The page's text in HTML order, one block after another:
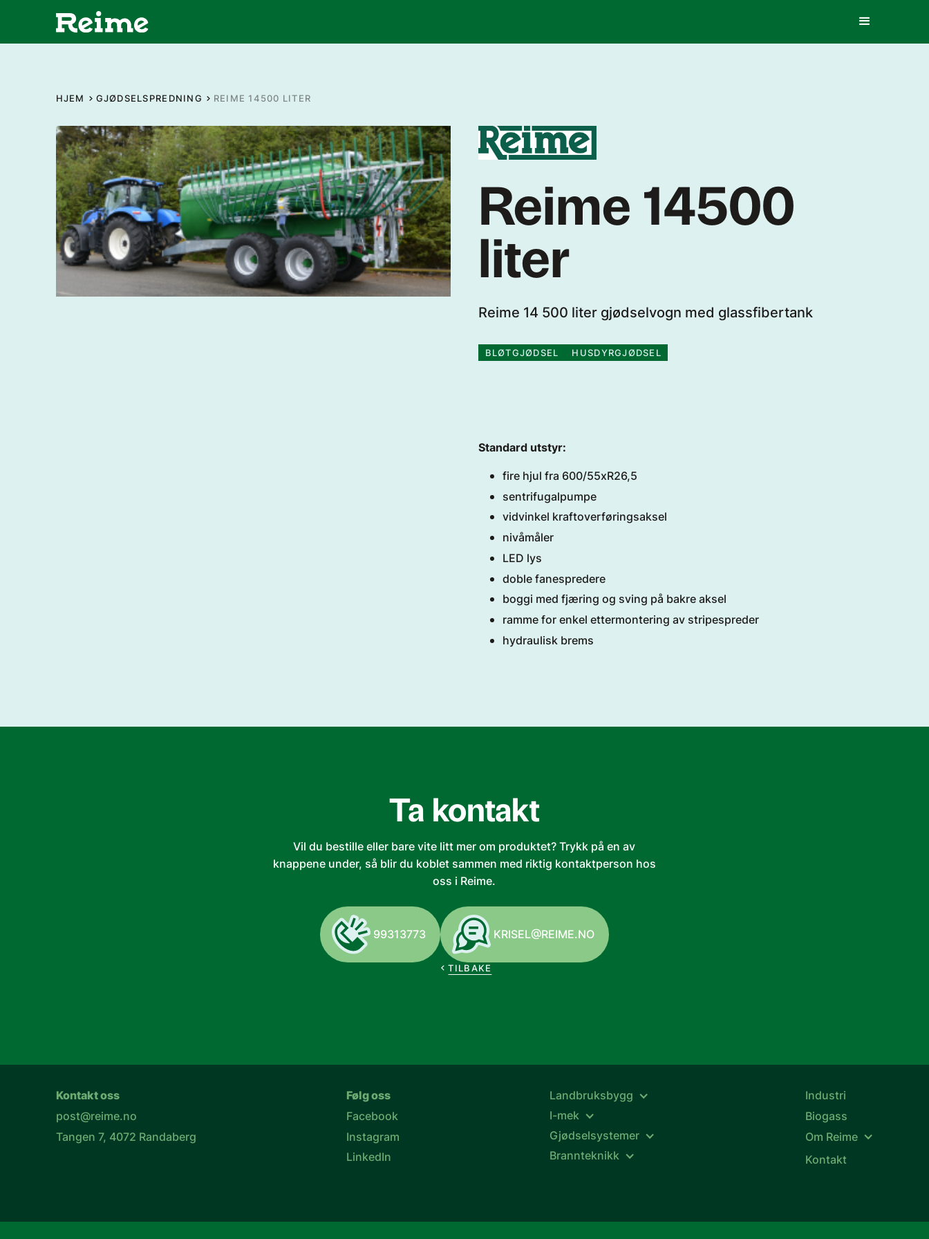
HJEM GJØDSELSPREDNING REIME 14500 LITER
Reime 14500
liter
Reime 14 500 liter gjødselvogn med glassfibertank
BLØTGJØDSEL HUSDYRGJØDSEL
Standard utstyr:
fire hjul fra 600/55xR26,5
sentrifugalpumpe
vidvinkel kraftoverføringsaksel
nivåmåler
LED lys
doble fanespredere
boggi med fjæring og sving på bakre aksel
ramme for enkel ettermontering av stripespreder
hydraulisk brems
Ta kontakt
Vil du bestille eller bare vite litt mer om produktet? Trykk på en av
knappene under, så blir du koblet sammen med riktig kontaktperson hos
oss i Reime.
99313773 KRISEL@REIME.NO
TILBAKE
Kontakt oss
post@reime.no
Tangen 7, 4072 Randaberg
Følg oss
Facebook
Instagram
LinkedIn
Landbruksbygg
I-mek
Gjødselsystemer
Brannteknikk
Industri
Biogass
Om Reime
Kontakt